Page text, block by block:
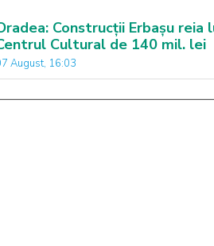
Construcții Erbașu reia
Cultural de 140 mil. lei
August, 16:03